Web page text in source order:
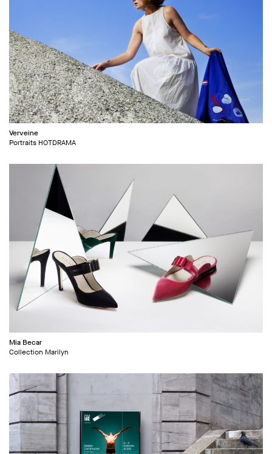
Verveine
Portraits HOTDRAMA
Mia Becar
Collection Marilyn